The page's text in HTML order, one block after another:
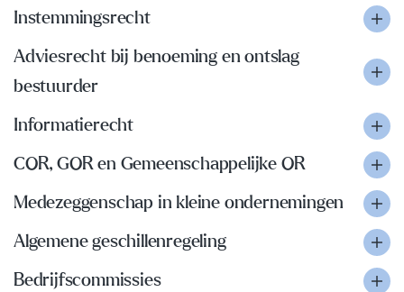
Instemmingsrecht
Adviesrecht bij benoeming en ontslag
bestuurder
Informatierecht
COR, GOR en Gemeenschappelijke OR
Medezeggenschap in kleine ondernemingen
Algemene geschillenregeling
Bedrijfscommissies